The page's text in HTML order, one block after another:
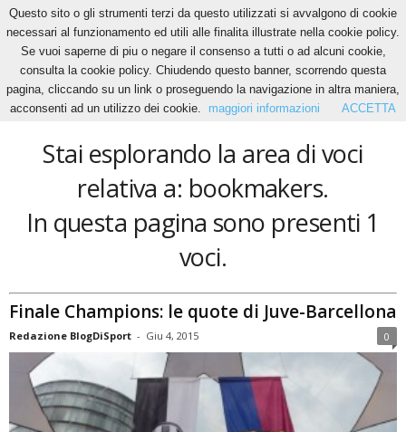
Home Tags Bookmakers
bookmakers
Stai esplorando la area di voci
relativa a: bookmakers.
In questa pagina sono presenti 1
voci.
Finale Champions: le quote di Juve-Barcellona
Redazione BlogDiSport - Giu 4, 2015 0
Questo sito o gli strumenti terzi da questo utilizzati si avvalgono di cookie
necessari al funzionamento ed utili alle finalita illustrate nella cookie policy.
Se vuoi saperne di piu o negare il consenso a tutti o ad alcuni cookie,
consulta la cookie policy. Chiudendo questo banner, scorrendo questa
pagina, cliccando su un link o proseguendo la navigazione in altra maniera,
acconsenti ad un utilizzo dei cookie.
maggiori informazioni ACCETTA